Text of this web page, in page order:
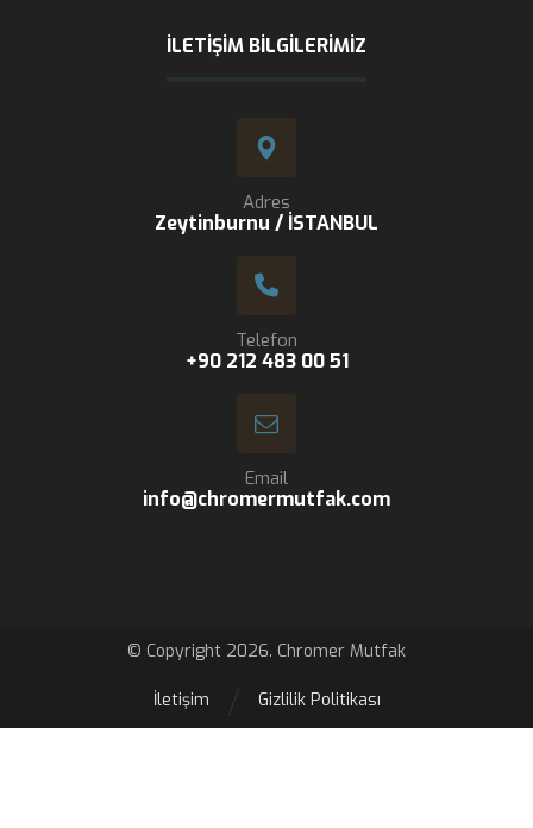
İLETIŞIM BILGILERIMIZ
Adres
Zeytinburnu / İSTANBUL
Telefon
+90 212 483 00 51
Email
info@chromermutfak.com
© Copyright 2026. Chromer Mutfak
Gizlilik Politikası
İletişim